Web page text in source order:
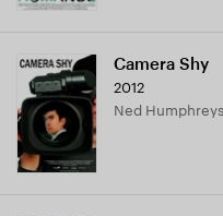
Camera Shy
2012
Ned